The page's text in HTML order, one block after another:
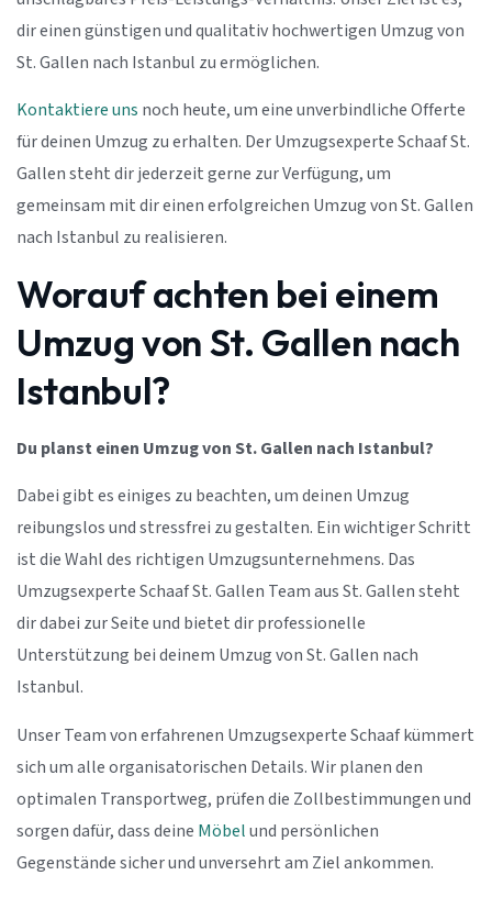
dir einen günstigen und qualitativ hochwertigen Umzug von
St. Gallen nach Istanbul zu ermöglichen.
Kontaktiere uns noch heute, um eine unverbindliche Offerte
für deinen Umzug zu erhalten. Der Umzugsexperte Schaaf St.
Gallen steht dir jederzeit gerne zur Verfügung, um
gemeinsam mit dir einen erfolgreichen Umzug von St. Gallen
nach Istanbul zu realisieren.
Worauf achten bei einem
Umzug von St. Gallen nach
Istanbul?
Du planst einen Umzug von St. Gallen nach Istanbul?
Dabei gibt es einiges zu beachten, um deinen Umzug
reibungslos und stressfrei zu gestalten. Ein wichtiger Schritt
ist die Wahl des richtigen Umzugsunternehmens. Das
Umzugsexperte Schaaf St. Gallen Team aus St. Gallen steht
dir dabei zur Seite und bietet dir professionelle
Unterstützung bei deinem Umzug von St. Gallen nach
Istanbul.
Unser Team von erfahrenen Umzugsexperte Schaaf kümmert
sich um alle organisatorischen Details. Wir planen den
optimalen Transportweg, prüfen die Zollbestimmungen und
sorgen dafür, dass deine Möbelund persönlichen
Gegenstände sicher und unversehrt am Ziel ankommen.